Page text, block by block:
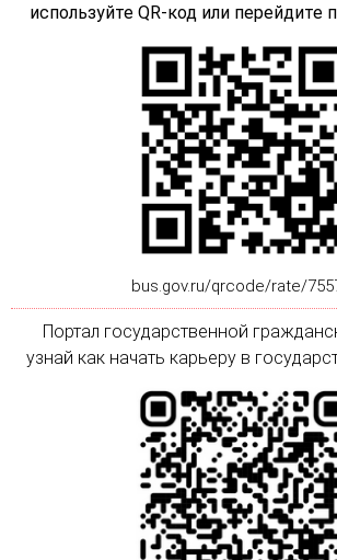
используйте QR-код или перейдите
bus.gov.ru/qrcode/rate/
Портал государственной
узнай как начать карьеру в